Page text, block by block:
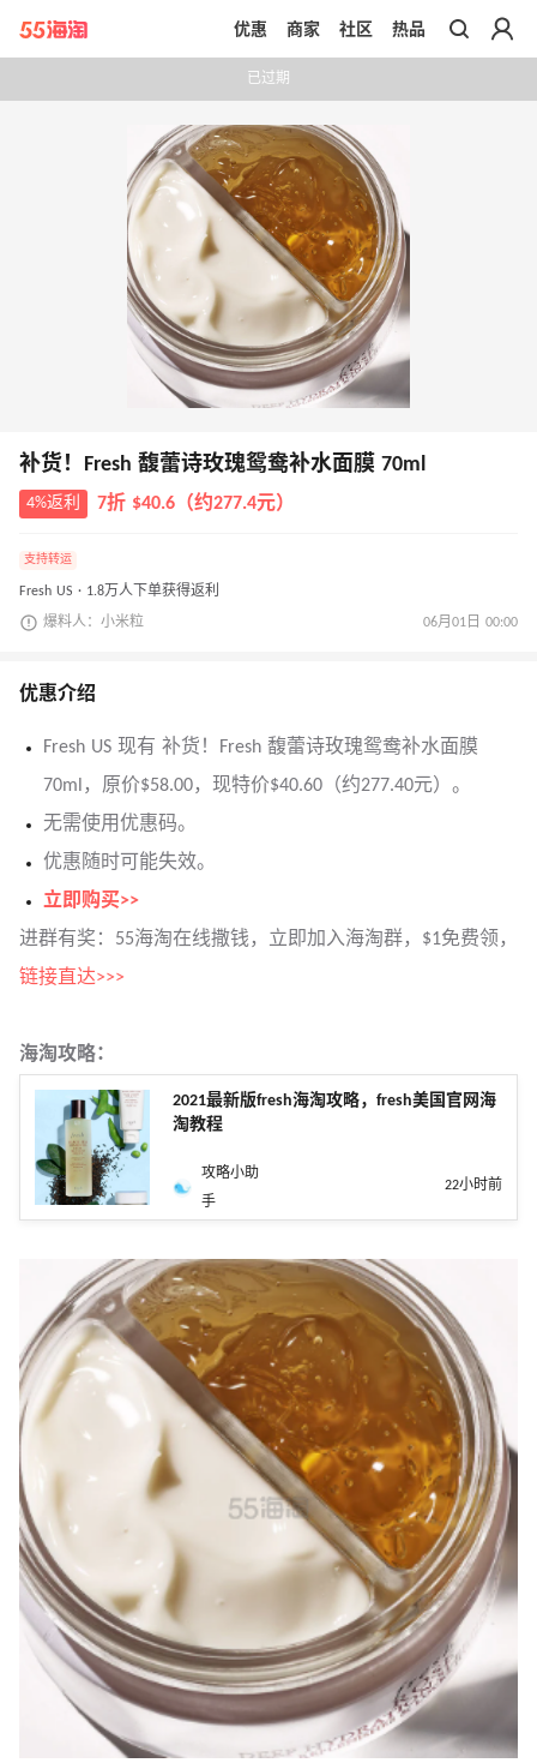
带你去官网买正品
优惠 商家 社区 热品
已过期
补货！Fresh 馥蕾诗玫瑰鸳鸯补水面膜 70ml
4%返利 7折 $40.6（约277.4元）
支持转运
Fresh US · 1.8万人下单获得返利
爆料人：小米粒 06月01日 00:00
优惠介绍
Fresh US 现有 补货！Fresh 馥蕾诗玫瑰鸳鸯补水面膜
70ml，原价$58.00，现特价$40.60（约277.40元）。
无需使用优惠码。
优惠随时可能失效。
立即购买>>
进群有奖：55海淘在线撒钱，立即加入海淘群，$1免费领，
链接直达>>>
海淘攻略：
2021最新版fresh海淘攻略，fresh美国官网海
淘教程
攻略小助
手
22小时前